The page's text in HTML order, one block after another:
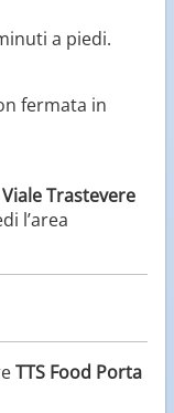
a piedi.
fermata in
Viale Trastevere
l’area
TTS Food Porta